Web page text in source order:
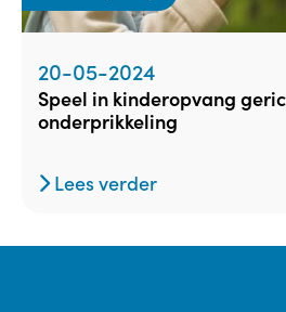
20-05-2024
speel in kinderopvang gericht in op over- en
onderprikkeling
Lees verder